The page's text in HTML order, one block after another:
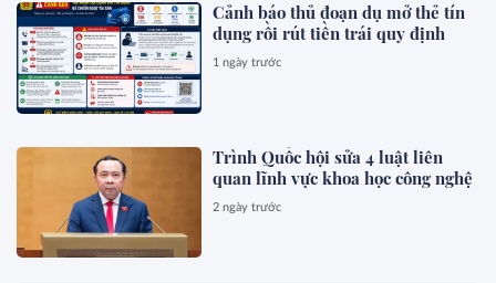
Cảnh báo thủ đoạn dụ mở thẻ tín
dụng rồi rút tiền trái quy định
1 ngày trước
Trình Quốc hội sửa 4 luật liên
quan lĩnh vực khoa học công nghệ
2 ngày trước